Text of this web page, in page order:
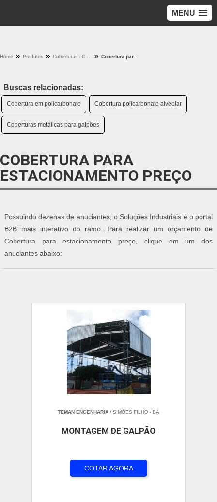
MENU
Home Produtos
Buscas relacionadas:
Cobertura em policarbonato Cobertura policarbonato alveolar
Coberturas metálicas para galpões
COBERTURA PARA
ESTACIONAMENTO PREÇO
Possuindo dezenas de anuciantes, o Soluções Industriais é o portal
B2B mais interativo do ramo. Para realizar um orçamento de
Cobertura para estacionamento preço, clique em um dos
anuciantes abaixo:
TEMAN ENGENHARIA / SIMÕES FILHO - BA
MONTAGEM DE GALPÃO
COTAR AGORA